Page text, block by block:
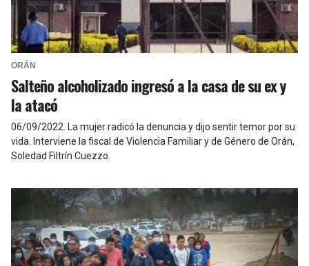
ORÁN
Salteño alcoholizado ingresó a la casa de su ex y
la atacó
06/09/2022 La mujer radicó la denuncia y dijo sentir temor por su
vida. Interviene la fiscal de Violencia Familiar y de Género de Orán,
Soledad Filtrín Cuezzo.